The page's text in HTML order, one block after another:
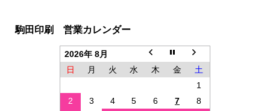
駒田印刷 営業カレンダー
2026年 8月
日
月 火 水 木 金
土
1
2
3 4 5 6 7
8